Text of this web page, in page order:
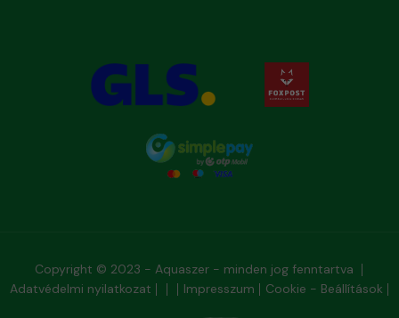
Copyright © 2023 - Aquaszer - minden jog fenntartva
Adatvédelmi nyilatkozat
Impresszum Cookie - Beállítások